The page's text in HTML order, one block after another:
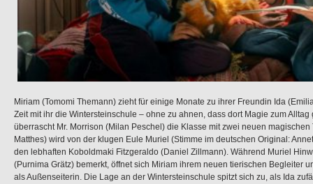
Miriam (Tomomi Themann) zieht für einige Monate zu ihrer Freundin Ida
Zeit mit ihr die Wintersteinschule – ohne zu ahnen, dass dort Magie zum Alltag
überrascht Mr. Morrison (Milan Peschel) die Klasse mit zwei neuen
Matthes) wird von der klugen Eule Muriel (Stimme im deutschen Original:
den lebhaften Koboldmaki Fitzgeraldo (Daniel Zillmann). Während Muriel
(Purnima Grätz) bemerkt, öffnet sich Miriam ihrem neuen tierischen Begleiter
als Außenseiterin. Die Lage an der Wintersteinschule spitzt sich zu, als Ida